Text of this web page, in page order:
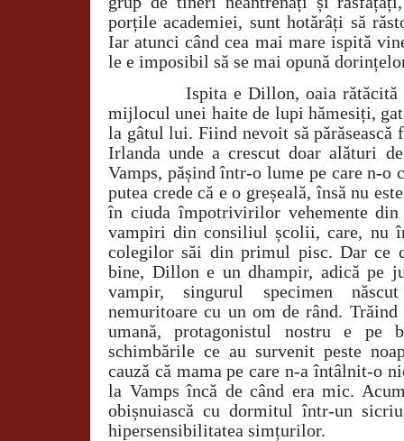
porțile academiei, sunt hotărâți să
Iar atunci când cea mai mare ispită
le e imposibil să se mai opună
Ispita e Dillon, oaia
mijlocul unei haite de lupi hămesiți,
la gâtul lui. Fiind nevoit să
Irlanda unde a crescut doar alături
Vamps, pășind într-o lume pe care n-o
putea crede că e o greșeală, însă nu
în ciuda împotrivirilor vehemente
vampiri din consiliul școlii, care, nu
colegilor săi din primul pisc. Dar ce
bine, Dillon e un dhampir, adică pe
vampir, singurul specimen
nemuritoare cu un om de rând.
umană, protagonistul nostru e pe
schimbările ce au survenit peste
cauză că mama pe care n-a întâlnit-o
la Vamps încă de când era mic.
obișnuiască cu dormitul într-un
hipersensibilitatea simțurilor.